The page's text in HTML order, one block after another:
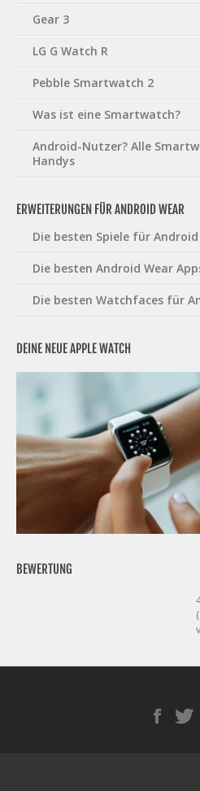
Gear 3
LG G Watch R
Pebble Smartwatch 2
Was ist eine Smartwatch?
Android-Nutzer? Alle
Handys
ERWEITERUNGEN FÜR ANDROID WEAR
Die besten Spiele für
Die besten Android Wear
Die besten Watchfaces für
DEINE NEUE APPLE WATCH
BEWERTUNG